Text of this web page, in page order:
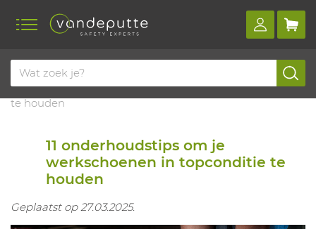
Home
Blog
11 onderhoudstips om je werkschoenen in topconditie
te houden
11 onderhoudstips om je
werkschoenen in topconditie te
houden
Geplaatst op 27.03.2025.